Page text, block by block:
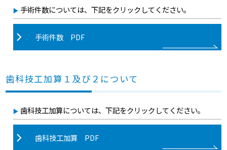
手術件数については、下記をクリックしてください。
手術件数 PDF
歯科技工加算１及び２について
歯科技工加算については、下記をクリックしてください。
歯科技工加算 PDF